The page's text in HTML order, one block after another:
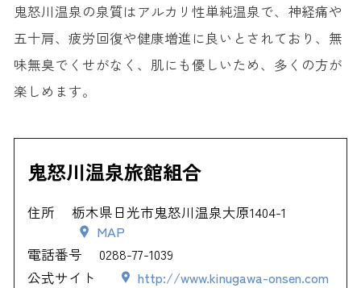
鬼怒川温泉の泉質はアルカリ性単純温泉で、神経痛や
五十肩、疲労回復や健康増進に良いとされており、無
味無臭でくせがなく、肌にも優しいため、多くの方が
楽しめます。
鬼怒川温泉旅館組合
住所
栃木県日光市鬼怒川温泉大原1404-1
MAP
電話番号
0288-77-1039
公式サイト
http://www.kinugawa-onsen.com